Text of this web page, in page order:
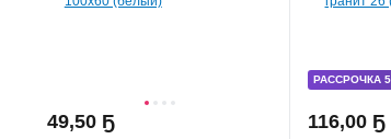
49,50 Ҕ
РАССРОЧКА
116,00 Ҕ